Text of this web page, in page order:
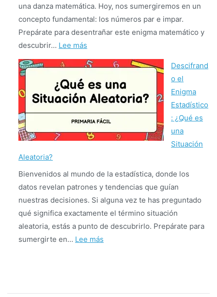
Básicas
una danza matemática. Hoy, nos sumergiremos en un
concepto fundamental: los números par e impar.
Prepárate para desentrañar este enigma matemático y
descubrir… Lee más
Descifrando
el
Enigma
de
Números:
Pares
Explorados
al
Detalle
Descifrand
o el
Enigma
Estadístico
: ¿Qué es
una
Situación
Aleatoria?
Bienvenidos al mundo de la estadística, donde los
datos revelan patrones y tendencias que guían
nuestras decisiones. Si alguna vez te has preguntado
qué significa exactamente el término situación
aleatoria, estás a punto de descubrirlo. Prepárate para
sumergirte en… Lee más